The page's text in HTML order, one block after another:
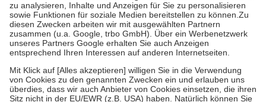
Bei Heilmitteln und häuslicher Krankenpflege beträgt die
Zuzahlung zehn Prozent der Kosten sowie zehn Euro je
Verordnung.
Um das Engagement der Versicherten für ihre eigene Gesundheit zu
stärken und die besondere Stellung der Familie zu unterstützen,
fallenkeine Zuzahlungenan bei:
• Kindern und Jugendlichen bis zum vollendeten 18. Lebensjahr
mit Ausnahme der Fahrkosten